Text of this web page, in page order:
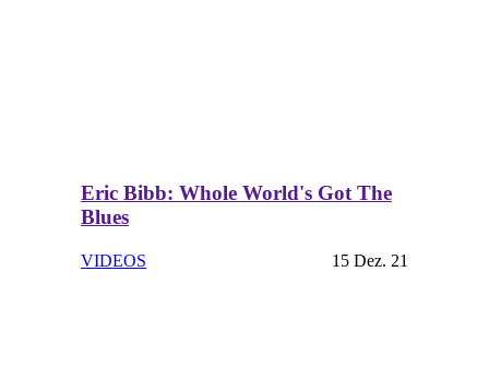
Eric Bibb: Whole World's Got The
Blues
VIDEOS 15 Dez. 21